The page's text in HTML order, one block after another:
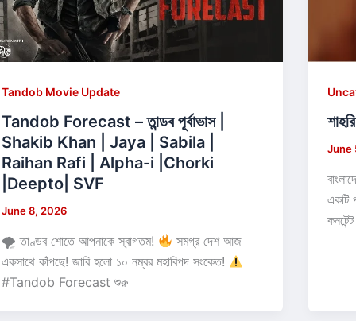
Tandob Movie Update
Tandob Forecast – তান্ডব পূর্বাভাস |
Shakib Khan | Jaya | Sabila |
Raihan Rafi | Alpha-i |Chorki
|Deepto| SVF
June 8, 2026
🌪 তাণ্ডব শোতে আপনাকে স্বাগতম!
সমগ্র দেশ আজ
একসাথে কাঁপছে! জারি হলো ১০ নম্বর মহাবিপদ সংকেত!
#Tandob Forecast শুরু
June
একটি